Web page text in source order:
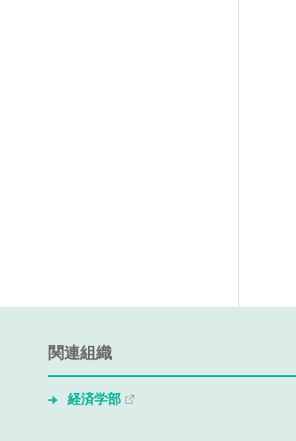
関連組織
経済学部